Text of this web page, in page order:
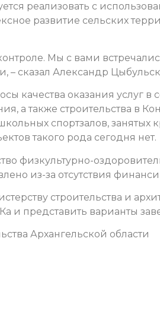
реализовать с
развитие сельских
Мы с вами
– сказал Александр
качества оказания услуг
а также строительства в
спортзалов, занятых
такого рода сегодня нет.
физкультурно-
из-за отсутствия
строительства и
представить варианты
Архангельской области